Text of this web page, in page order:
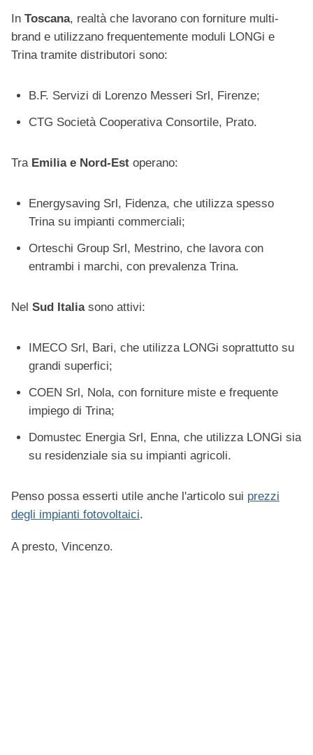
In Toscana, realtà che lavorano con forniture multi-
brand e utilizzano frequentemente moduli LONGi e
Trina tramite distributori sono:
B.F. Servizi di Lorenzo Messeri Srl, Firenze;
CTG Società Cooperativa Consortile, Prato.
Tra Emilia e Nord-Est operano:
Energysaving Srl, Fidenza, che utilizza spesso
Trina su impianti commerciali;
Orteschi Group Srl, Mestrino, che lavora con
entrambi i marchi, con prevalenza Trina.
Nel Sud Italiasono attivi:
IMECO Srl, Bari, che utilizza LONGi soprattutto su
grandi superfici;
COEN Srl, Nola, con forniture miste e frequente
impiego di Trina;
Domustec Energia Srl, Enna, che utilizza LONGi sia
su residenziale sia su impianti agricoli.
Penso possa esserti utile anche l'articolo sui prezzi
degli impianti fotovoltaici.
A presto, Vincenzo.